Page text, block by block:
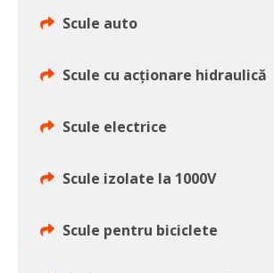
Scule auto
Scule cu acţionare hidraulică
Scule electrice
Scule izolate la 1000V
Scule pentru biciclete